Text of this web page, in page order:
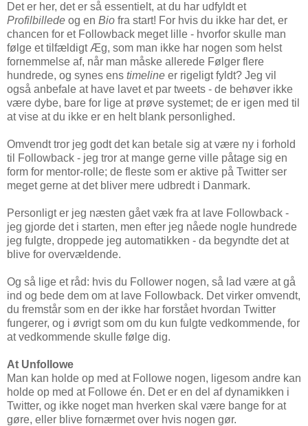
Det er her, det er så essentielt, at du har udfyldt et
Profilbillede og en Bio fra start! For hvis du ikke har det, er
chancen for et Followback meget lille - hvorfor skulle man
følge et tilfældigt Æg, som man ikke har nogen som helst
fornemmelse af, når man måske allerede Følger flere
hundrede, og synes ens timeline er rigeligt fyldt? Jeg vil
også anbefale at have lavet et par tweets - de behøver ikke
være dybe, bare for lige at prøve systemet; de er igen med til
at vise at du ikke er en helt blank personlighed.
Omvendt tror jeg godt det kan betale sig at være ny i forhold
til Followback - jeg tror at mange gerne ville påtage sig en
form for mentor-rolle; de fleste som er aktive på Twitter ser
meget gerne at det bliver mere udbredt i Danmark.
Personligt er jeg næsten gået væk fra at lave Followback -
jeg gjorde det i starten, men efter jeg nåede nogle hundrede
jeg fulgte, droppede jeg automatikken - da begyndte det at
blive for overvældende.
Og så lige et råd: hvis du Follower nogen, så lad være at gå
ind og bede dem om at lave Followback. Det virker omvendt,
du fremstår som en der ikke har forstået hvordan Twitter
fungerer, og i øvrigt som om du kun fulgte vedkommende, for
at vedkommende skulle følge dig.
At Unfollowe
Man kan holde op med at Followe nogen, ligesom andre kan
holde op med at Followe én. Det er en del af dynamikken i
Twitter, og ikke noget man hverken skal være bange for at
gøre, eller blive fornærmet over hvis nogen gør.